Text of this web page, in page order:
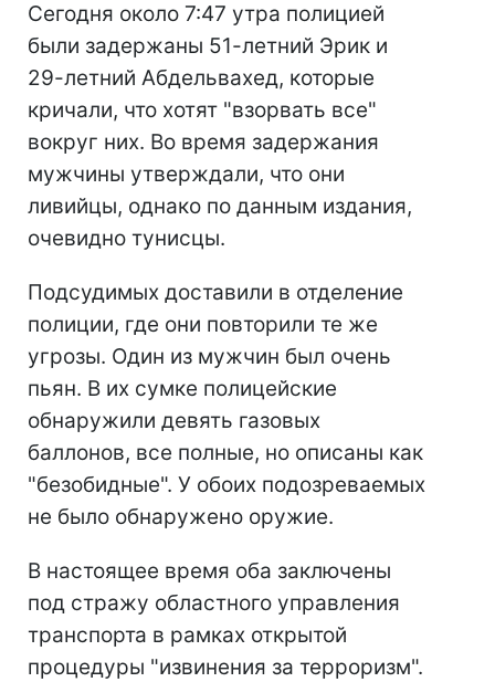
Сегодня около 7:47 утра полицией
были задержаны 51-летний Эрик и
29-летний Абдельвахед, которые
кричали, что хотят "взорвать все"
вокруг них. Во время задержания
мужчины утверждали, что они
ливийцы, однако по данным издания,
очевидно тунисцы.
Подсудимых доставили в отделение
полиции, где они повторили те же
угрозы. Один из мужчин был очень
пьян. В их сумке полицейские
обнаружили девять газовых
баллонов, все полные, но описаны как
"безобидные". У обоих подозреваемых
не было обнаружено оружие.
В настоящее время оба заключены
под стражу областного управления
транспорта в рамках открытой
процедуры "извинения за терроризм".